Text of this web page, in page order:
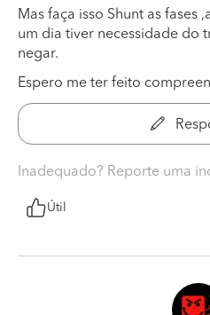
Mas faça isso Shunt as fases
um dia tiver necessidade do
negar.
Espero me ter feito
Inadequado? Reporte uma
Útil